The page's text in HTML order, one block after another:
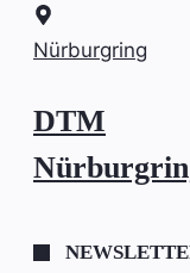
Nürburgring
DTM